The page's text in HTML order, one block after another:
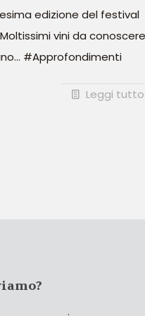
edizione del festival
vini da conoscere
#Approfondimenti
Leggi tutto